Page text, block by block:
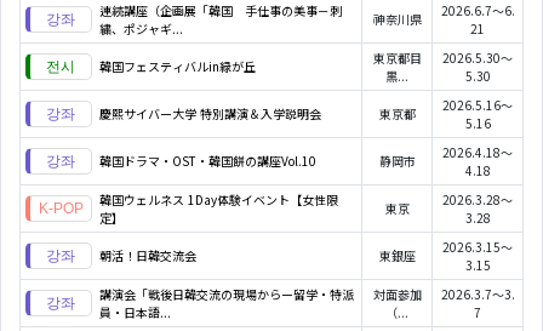
連続講座（企画展「韓国 手仕事の美事－刺
繍、ポジャギ...
神奈川県
2026.6.7～6.
21
韓国フェスティバルin緑が丘
東京都目
黒...
2026.5.30～
5.30
慶熙サイバー大学 特別講演＆入学説明会 東京都
2026.5.16～
5.16
韓国ドラマ・OST・韓国餅の講座Vol.10 静岡市
2026.4.18～
4.18
韓国ウェルネス 1Day体験イベント【女性限
定】
東京
2026.3.28～
3.28
朝活！日韓交流会 東銀座
2026.3.15～
3.15
講演会「戦後日韓交流の現場からー留学・特派
員・日本語...
対面参加
（...
2026.3.7～3.
7